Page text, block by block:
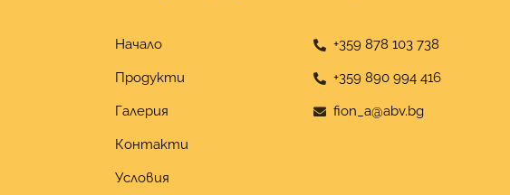
Начало
Продукти
Галерия
Контакти
Условия
+359 878 103 738
+359 890 994 416
fion_a@abv.bg